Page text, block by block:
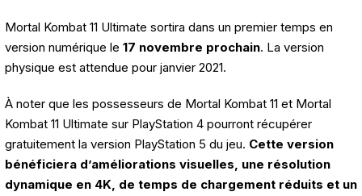
Mortal Kombat 11 Ultimate sortira dans un premier temps en
version numérique le 17 novembre prochain. La version
physique est attendue pour janvier 2021.
À noter que les possesseurs de Mortal Kombat 11 et Mortal
Kombat 11 Ultimate sur PlayStation 4 pourront récupérer
gratuitement la version PlayStation 5 du jeu. Cette version
bénéficiera d’améliorations visuelles, une résolution
dynamique en 4K, de temps de chargement réduits et un